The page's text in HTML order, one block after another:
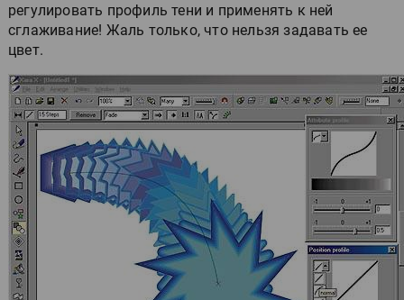
регулировать профиль тени и применять к ней
сглаживание! Жаль только, что нельзя задавать ее
цвет.